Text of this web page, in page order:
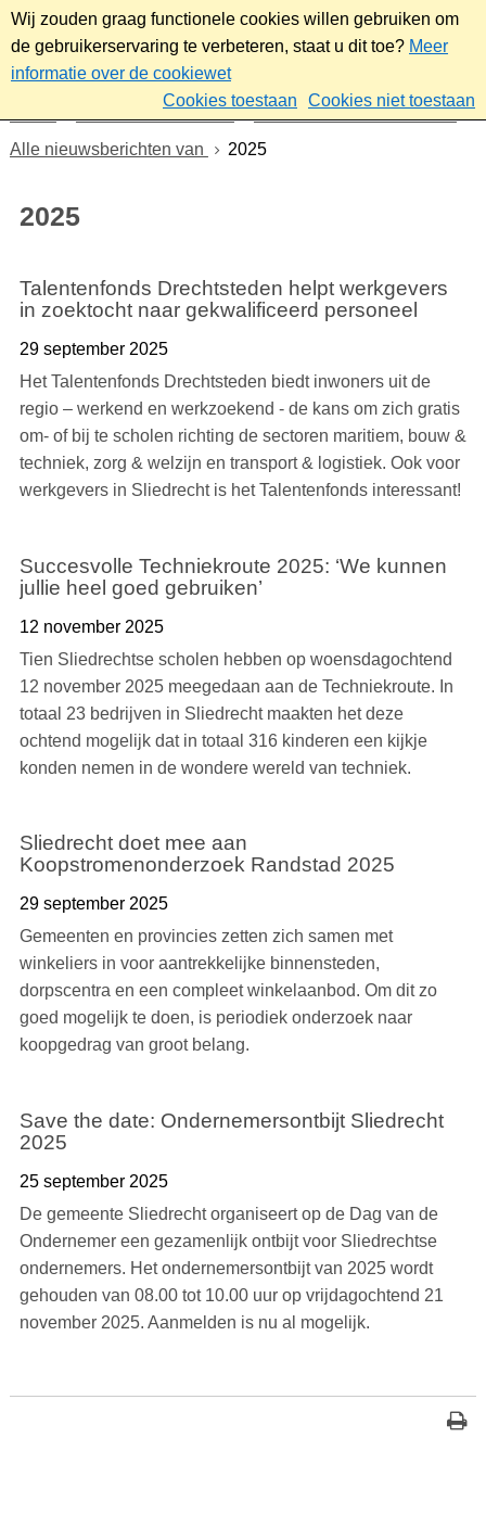
Wij zouden graag functionele cookies willen gebruiken om
de gebruikerservaring te verbeteren, staat u dit toe? Meer
informatie over de cookiewet
Cookies toestaan
Cookies niet toestaan
Werk & ondernemen
Nieuws voor ondernemers
Alle nieuwsberichten van
2025
2025
Talentenfonds Drechtsteden helpt werkgevers
in zoektocht naar gekwalificeerd personeel
29 september 2025
Het Talentenfonds Drechtsteden biedt inwoners uit de
regio – werkend en werkzoekend - de kans om zich gratis
om- of bij te scholen richting de sectoren maritiem, bouw &
techniek, zorg & welzijn en transport & logistiek. Ook voor
werkgevers in Sliedrecht is het Talentenfonds interessant!
Succesvolle Techniekroute 2025: ‘We kunnen
jullie heel goed gebruiken’
12 november 2025
Tien Sliedrechtse scholen hebben op woensdagochtend
12 november 2025 meegedaan aan de Techniekroute. In
totaal 23 bedrijven in Sliedrecht maakten het deze
ochtend mogelijk dat in totaal 316 kinderen een kijkje
konden nemen in de wondere wereld van techniek.
Sliedrecht doet mee aan
Koopstromenonderzoek Randstad 2025
29 september 2025
Gemeenten en provincies zetten zich samen met
winkeliers in voor aantrekkelijke binnensteden,
dorpscentra en een compleet winkelaanbod. Om dit zo
goed mogelijk te doen, is periodiek onderzoek naar
koopgedrag van groot belang.
Save the date: Ondernemersontbijt Sliedrecht
2025
25 september 2025
De gemeente Sliedrecht organiseert op de Dag van de
Ondernemer een gezamenlijk ontbijt voor Sliedrechtse
ondernemers. Het ondernemersontbijt van 2025 wordt
gehouden van 08.00 tot 10.00 uur op vrijdagochtend 21
november 2025. Aanmelden is nu al mogelijk.